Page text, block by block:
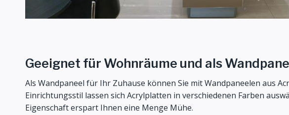
Geeignet für Wohnräume und als
Als Wandpaneel für Ihr Zuhause können Sie mit Wandpaneelen aus
Einrichtungsstil lassen sich Acrylplatten in verschiedenen Farben
Eigenschaft erspart Ihnen eine Menge Mühe.